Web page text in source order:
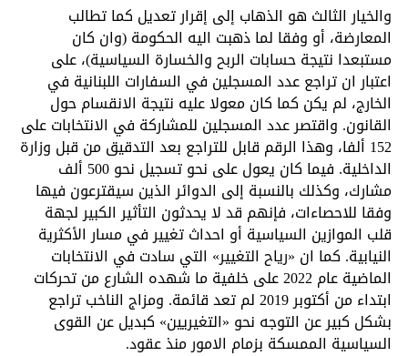
والخيار الثالث هو الذهاب إلى إقرار تعديل كما تطالب
المعارضة، أو وفقا لما ذهبت اليه الحكومة (وان كان
مستبعدا نتيجة حسابات الربح والخسارة السياسية)، على
اعتبار ان تراجع عدد المسجلين في السفارات اللبنانية في
الخارج، لم يكن كما كان معولا عليه نتيجة الانقسام حول
القانون. واقتصر عدد المسجلين للمشاركة في الانتخابات على
152 ألفا، وهذا الرقم قابل للتراجع بعد التدقيق من قبل وزارة
الداخلية. فيما كان يعول على نحو تسجيل نحو 500 ألف
مشارك، وكذلك بالنسبة إلى الدوائر الذين سيقترعون فيها
وفقا للاحصاءات، فإنهم قد لا يحدثون التأثير الكبير لجهة
قلب الموازين السياسية أو احداث تغيير في مسار الأكثرية
النيابية. كما ان «رياح التغيير» التي سادت في الانتخابات
الماضية عام 2022 على خلفية ما شهده الشارع من تحركات
ابتداء من أكتوبر 2019 لم تعد قائمة. ومزاج الناخب تراجع
بشكل كبير عن التوجه نحو «التغيريين» كبديل عن القوى
السياسية الممسكة بزمام الامور منذ عقود.